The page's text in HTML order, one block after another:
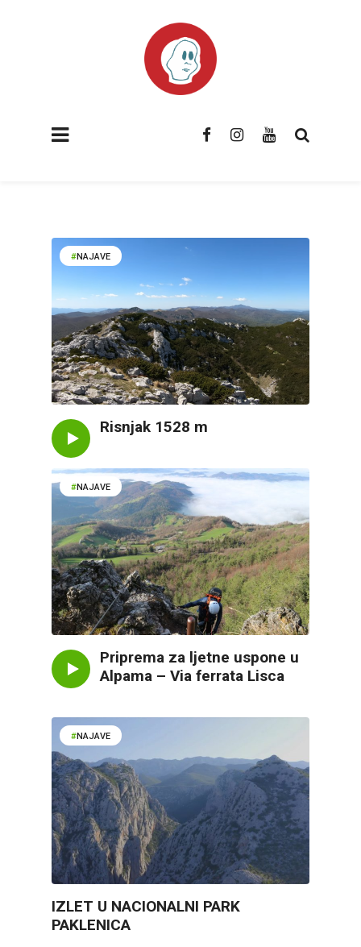
NAJAVE
Risnjak 1528 m
NAJAVE
Priprema za ljetne uspone u
Alpama – Via ferrata Lisca
NAJAVE
IZLET U NACIONALNI PARK
PAKLENICA